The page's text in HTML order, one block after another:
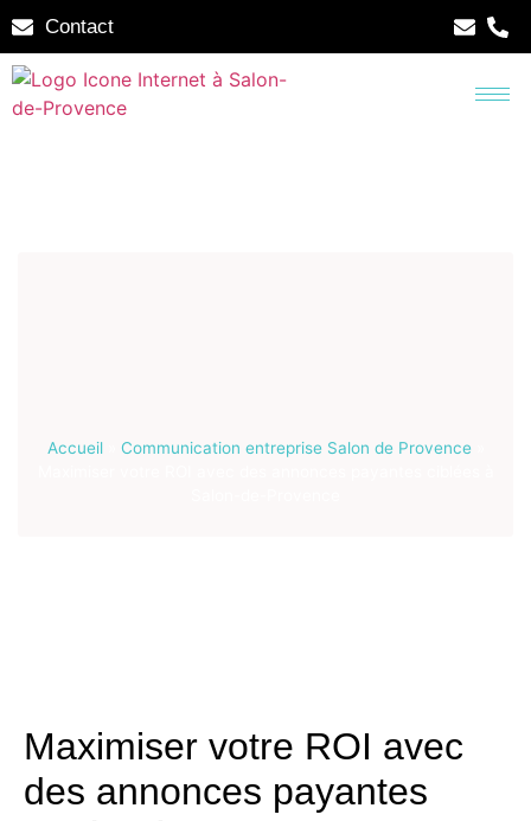
Contact
Accueil» Communication entreprise Salon de Provence»
Maximiser votre ROI avec
des annonces payantes